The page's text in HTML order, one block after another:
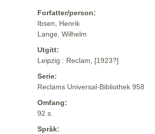
Forfatter/person:
Ibsen, Henrik
Lange, Wilhelm
Utgitt:
Leipzig : Reclam, [1923?]
Serie:
Reclams Universal-Bibliothek 958
Omfang:
92 s.
Språk: